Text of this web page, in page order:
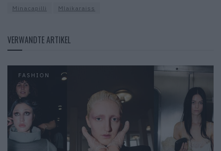
Minacapilli Mlaikaraiss
VERWANDTE ARTIKEL
FASHION